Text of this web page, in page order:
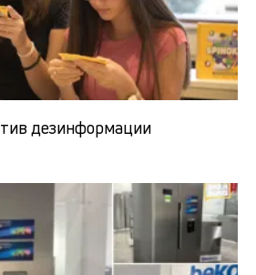
дезинформации